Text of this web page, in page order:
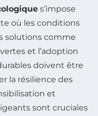
s’impose
où les conditions
solutions comme
et l’adoption
doivent être
la résilience des
et
sont cruciales